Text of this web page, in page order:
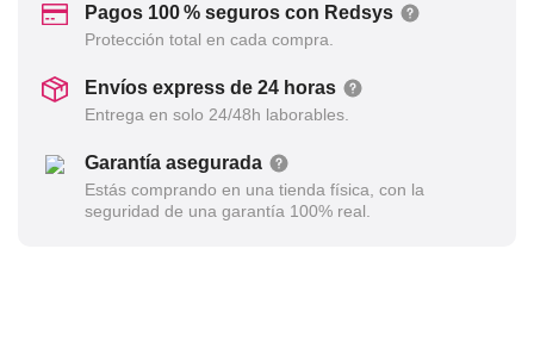
Pagos 100 % seguros con Redsys
Protección total en cada compra.
Envíos express de 24 horas
Entrega en solo 24/48h laborables.
Garantía asegurada
Estás comprando en una tienda física, con la
seguridad de una garantía 100% real.